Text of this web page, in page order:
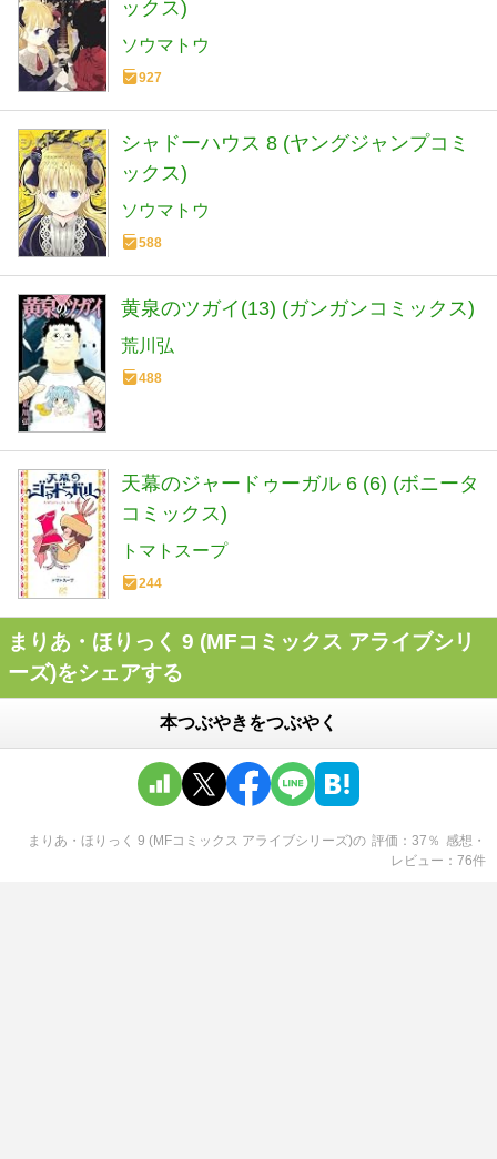
ックス)
ソウマトウ
927
シャドーハウス 8 (ヤングジャンプコミ
ックス)
ソウマトウ
588
黄泉のツガイ(13) (ガンガンコミックス)
荒川弘
488
天幕のジャードゥーガル 6 (6) (ボニータ
コミックス)
トマトスープ
244
まりあ・ほりっく 9 (MFコミックス アライブシリ
ーズ)をシェアする
本つぶやきをつぶやく
まりあ・ほりっく 9 (MFコミックス アライブシリーズ)の 評価 37 ％ 感想・
レビュー
76件